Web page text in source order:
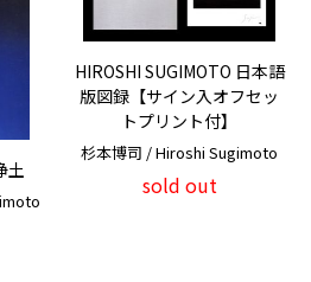
土
HIROSHI SUGIMOTO 日本語
版図録【サイン入オフセッ
トプリント付】
杉本博司 / Hiroshi Sugimoto
sold out